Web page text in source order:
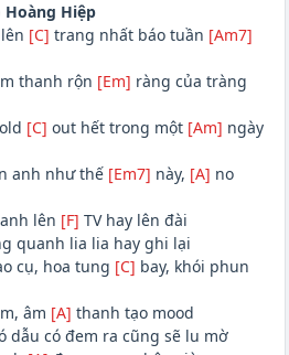
Hiệp
[C] trang nhất báo tuần [Am7]
thanh rộn [Em] ràng của tràng
[C] out hết trong một [Am] ngày
anh như thế [Em7] này, [A] no
lên [F] TV hay lên đài
quanh lia lia hay ghi lại
cụ, hoa tung [C] bay, khói phun
âm [A] thanh tạo mood
dẫu có đem ra cũng sẽ lu mờ